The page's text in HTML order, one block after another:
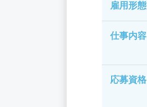
雇用形態
仕事内容
応募資格